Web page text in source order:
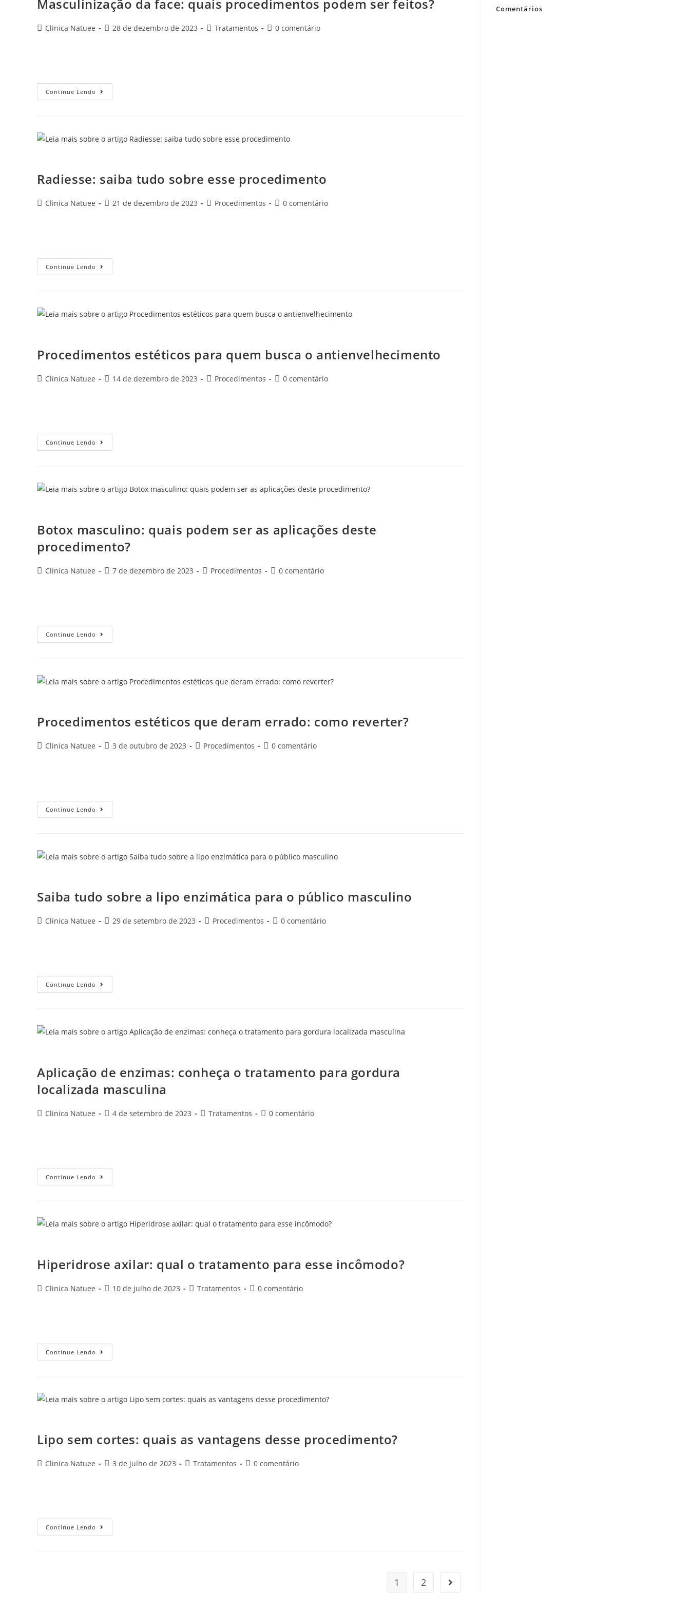
Masculinização da face: quais procedimentos podem ser feitos?
Clinica Natuee 28 de dezembro de 2023 Tratamentos 0 comentário
Continue Lendo
Radiesse: saiba tudo sobre esse procedimento
Clinica Natuee 21 de dezembro de 2023 Procedimentos 0 comentário
Continue Lendo
Procedimentos estéticos para quem busca o antienvelhecimento
Clinica Natuee 14 de dezembro de 2023 Procedimentos 0 comentário
Continue Lendo
Botox masculino: quais podem ser as aplicações deste
procedimento?
Clinica Natuee 7 de dezembro de 2023 Procedimentos 0 comentário
Continue Lendo
Procedimentos estéticos que deram errado: como reverter?
Clinica Natuee 3 de outubro de 2023 Procedimentos 0 comentário
Continue Lendo
Saiba tudo sobre a lipo enzimática para o público masculino
Clinica Natuee 29 de setembro de 2023 Procedimentos 0 comentário
Continue Lendo
Aplicação de enzimas: conheça o tratamento para gordura
localizada masculina
Clinica Natuee 4 de setembro de 2023 Tratamentos 0 comentário
Continue Lendo
Hiperidrose axilar: qual o tratamento para esse incômodo?
Clinica Natuee 10 de julho de 2023 Tratamentos 0 comentário
Continue Lendo
Lipo sem cortes: quais as vantagens desse procedimento?
Clinica Natuee 3 de julho de 2023 Tratamentos 0 comentário
Continue Lendo
1 2
Comentários